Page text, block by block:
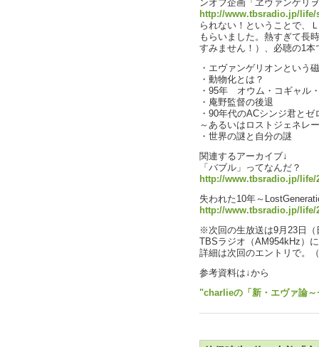
ンオフ企画「ヱヴァンゲリ
http://www.tbsradio.jp/life/
られない！ということで、
もらいました。熱すぎて長
すみません！）、必聴の1本
・エヴァンゲリオンという
・動物化とは？
・95年 オウム・コギャル
・庵野監督の後退
・90年代のACシンジ君と
～あるいはロストジェネレ
・世界の謎と自分の謎
関連するアーカイブ↓
「バブル」ってなんだ？
http://www.tbsradio.jp/life/
失われた10年～
http://www.tbsradio.jp/life/
※次回の生放送は9月23日（
TBSラジオ（AM954kHz）
詳細は次回のエントリで。
参考資料は↓から
"charlieの「新・エヴァ論